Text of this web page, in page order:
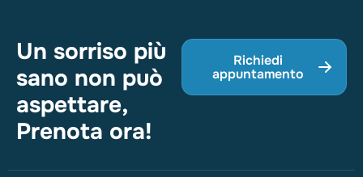
Un sorriso più
sano non può
aspettare,
Prenota ora!
Richiedi
appuntamento